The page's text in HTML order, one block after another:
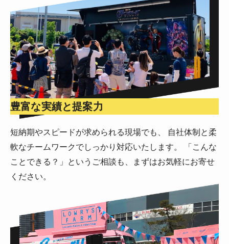
豊富な実績と提案力
短納期やスピードが求められる現場でも、 自社体制と柔
軟なチームワークでしっかり対応いたします。 「こんな
ことできる？」というご相談も、まずはお気軽にお寄せ
ください。